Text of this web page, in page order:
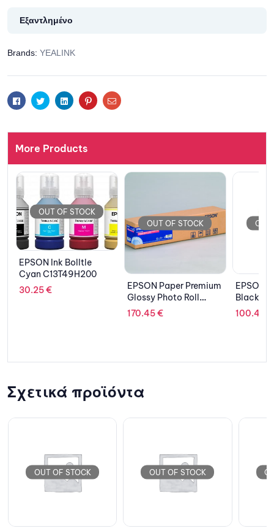
Εξαντλημένο
Brands: YEALINK
FacebookTwitterLinkedinPinterestEmail
More Products
OUT OF STOCK
EPSON Paper Premium
OUT OF STOCK
EPSON Cartridge
Black Ultra High
C13T618100
100.41€
12GD,
863.04
Σχετικά προϊόντα
OUT OF STOCK OUT OF STOCK